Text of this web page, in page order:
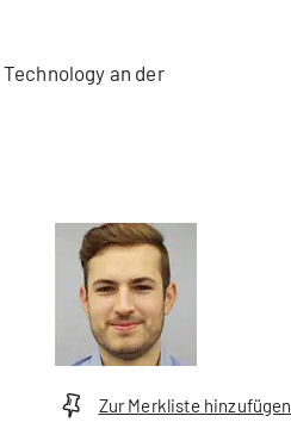
an der
Zur Merkliste hinzufügen